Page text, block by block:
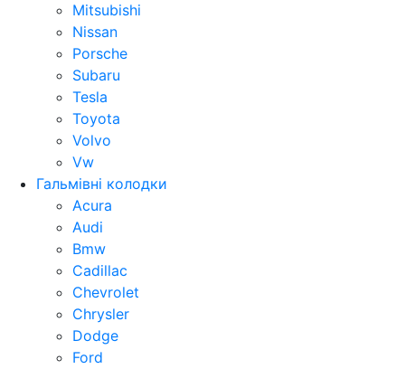
Mitsubishi
Nissan
Porsche
Subaru
Tesla
Toyota
Volvo
Vw
Гальмівні колодки
Acura
Audi
Bmw
Cadillac
Chevrolet
Chrysler
Dodge
Ford